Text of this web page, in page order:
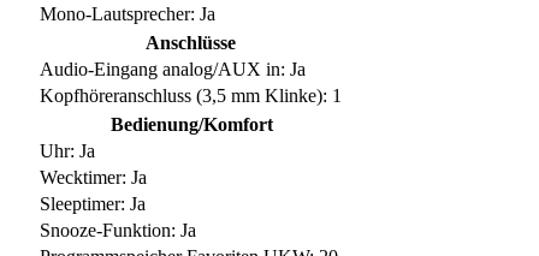
Mono-Lautsprecher: Ja
Anschlüsse
Audio-Eingang analog/AUX in: Ja
Kopfhöreranschluss (3,5 mm Klinke): 1
Bedienung/Komfort
Uhr: Ja
Wecktimer: Ja
Sleeptimer: Ja
Snooze-Funktion: Ja